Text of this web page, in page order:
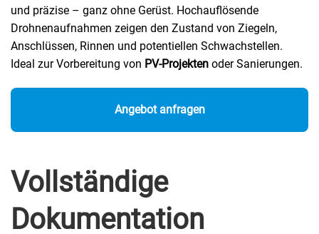
und präzise – ganz ohne Gerüst. Hochauflösende
Drohnenaufnahmen zeigen den Zustand von Ziegeln,
Anschlüssen, Rinnen und potentiellen Schwachstellen.
Ideal zur Vorbereitung von PV-Projekten oder Sanierungen.
Angebot anfragen
Vollständige
Dokumentation